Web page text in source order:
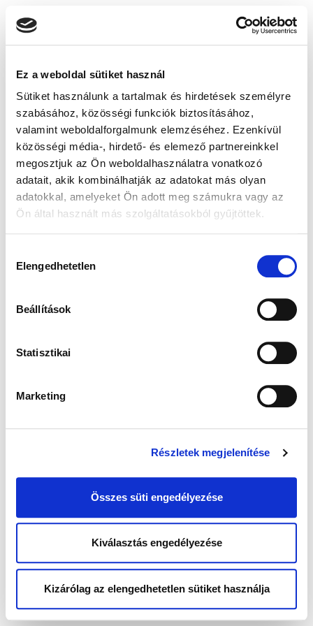
Ez a weboldal sütiket használ
Sütiket használunk a tartalmak és hirdetések személyre
szabásához, közösségi funkciók biztosításához,
valamint weboldalforgalmunk elemzéséhez. Ezenkívül
közösségi média-, hirdető- és elemező partnereinkkel
megosztjuk az Ön weboldalhasználatra vonatkozó
adatait, akik kombinálhatják az adatokat más olyan
adatokkal, amelyeket Ön adott meg számukra vagy az
Ön által használt más szolgáltatásokból gyűjtöttek.
kiválasztása
Elengedhetetlen
Beállítások
Statisztikai
Marketing
Részletek megjelenítése
Összes süti engedélyezése
Kiválasztás engedélyezése
Kizárólag az elengedhetetlen sütiket használja